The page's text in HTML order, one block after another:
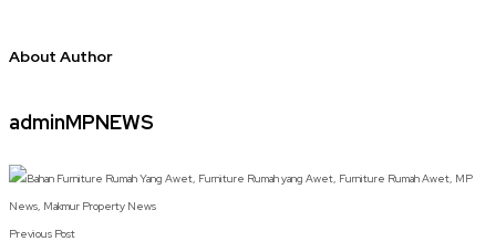
About Author
adminMPNEWS
Previous Post